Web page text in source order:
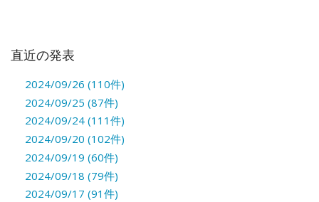
直近の発表
2024/09/26 (110件)
2024/09/25 (87件)
2024/09/24 (111件)
2024/09/20 (102件)
2024/09/19 (60件)
2024/09/18 (79件)
2024/09/17 (91件)